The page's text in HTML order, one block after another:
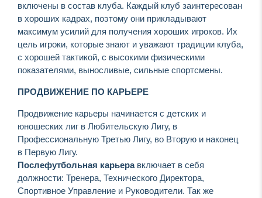
включены в состав клуба. Каждый клуб заинтересован
в хороших кадрах, поэтому они прикладывают
максимум усилий для получения хороших игроков. Их
цель игроки, которые знают и уважают традиции клуба,
с хорошей тактикой, с высокими физическими
показателями, выносливые, сильные спортсмены.
ПРОДВИЖЕНИЕ ПО КАРЬЕРЕ
Продвижение карьеры начинается с детских и
юношеских лиг в Любительскую Лигу, в
Профессиональную Третью Лигу, во Вторую и наконец
в Первую Лигу.
Послефутбольная карьера включает в себя
должности: Тренера, Технического Директора,
Спортивное Управление и Руководители. Так же